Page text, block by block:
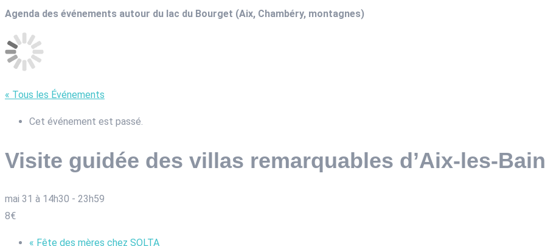
Agenda des événements autour du lac du Bourget (Aix, Chambéry, montagnes)
« Tous les Événements
Cet événement est passé.
Visite guidée des villas remarquables d’Aix-les-
mai 31 à 14h30 - 23h59
8€
« Fête des mères chez SOLTA